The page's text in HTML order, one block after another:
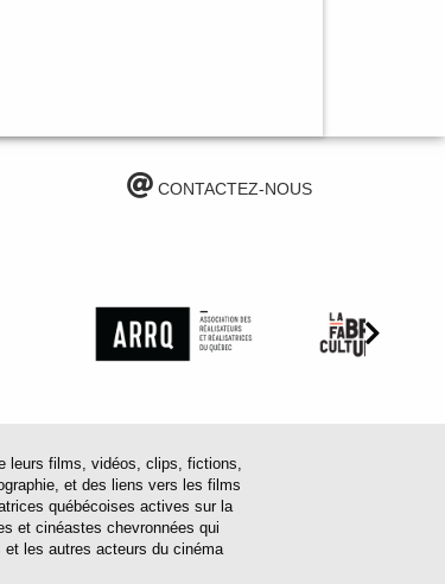
CONTACTEZ-NOUS
leurs films, vidéos, clips, fictions,
et des liens vers les films
québécoises actives sur la
et cinéastes chevronnées qui
les autres acteurs du cinéma